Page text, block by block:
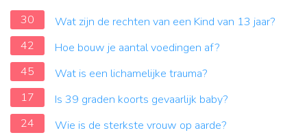
30
Wat zijn de rechten van een Kind van 13 jaar?
42
Hoe bouw je aantal voedingen af?
45
Wat is een lichamelijke trauma?
17
Is 39 graden koorts gevaarlijk baby?
24
Wie is de sterkste vrouw op aarde?